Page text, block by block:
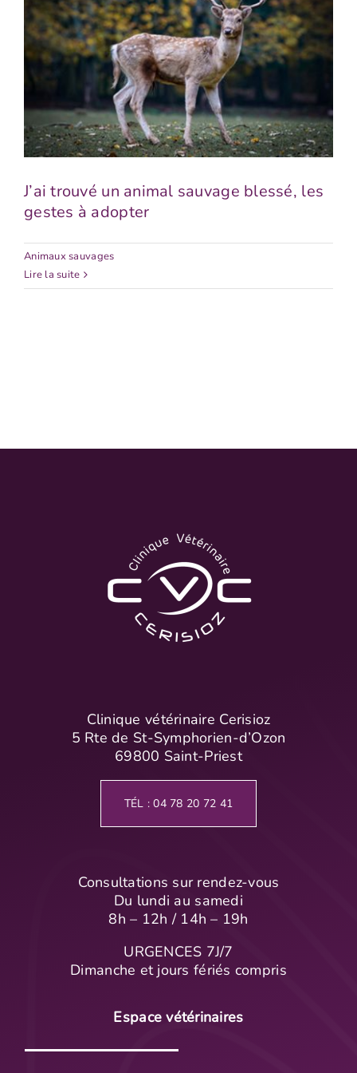
J’ai trouvé un animal sauvage
blessé, les gestes à adopter
J’ai trouvé un animal sauvage blessé, les
gestes à adopter
Animaux sauvages
Lire la suite
Clinique vétérinaire Cerisioz
5 Rte de St-Symphorien-d’Ozon
69800 Saint-Priest
TÉL : 04 78 20 72 41
Consultations sur rendez-vous
Du lundi au samedi
8h – 12h / 14h – 19h
URGENCES 7J/7
Dimanche et jours fériés compris
Espace vétérinaires